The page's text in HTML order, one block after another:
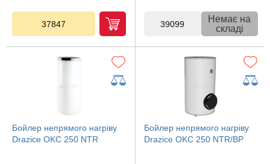
37847 39099
Немає на
складі
Бойлер непрямого нагріву
Drazice OKC 250 NTR
Бойлер непрямого нагріву
Drazice OKC 250 NTR/BP